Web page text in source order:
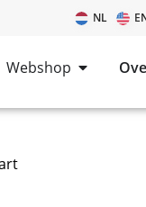
NL
Webshop